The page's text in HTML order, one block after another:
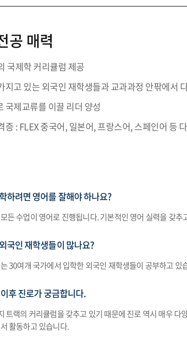
공 매력
국제학 커리큘럼 제공
지고 있는 외국인 재학생들과 교과과정 안팎에서
국제교류를 이끌 리더 양성
증 : FLEX 중국어, 일본어, 프랑스어, 스페인어 등
하려면 영어를 잘해야 하나요?
든 수업이 영어로 진행됩니다. 기본적인 영어 실력을 갖
국인 재학생들이 많나요?
30여개 국가에서 입학한 외국인 재학생들이 공부하고
후 진로가 궁금합니다.
트랙의 커리큘럼을 갖추고 있기 때문에 진로 역시 매우
활동하고 있습니다.